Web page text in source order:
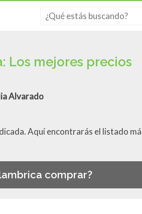
Los mejores precios
Alvarado
Aquí encontrarás el listado
comprar?